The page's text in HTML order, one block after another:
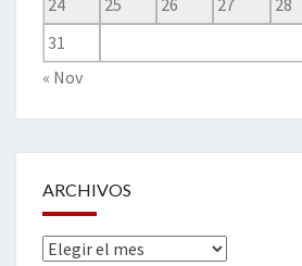
24
25 26 27 28
31
« Nov
ARCHIVOS
Archivos